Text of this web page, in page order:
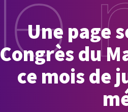
Une page
Congrès du
ce mois de